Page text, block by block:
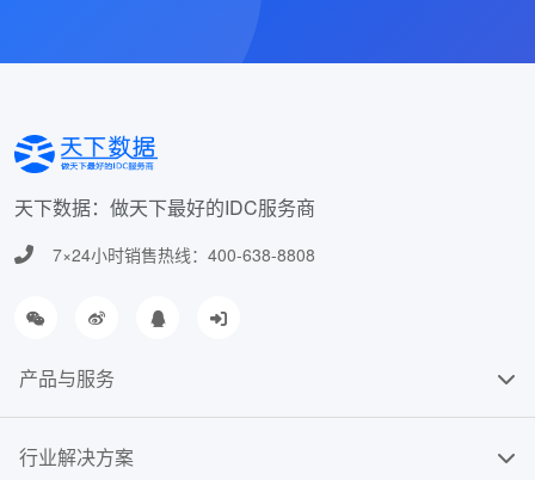
天下数据：做天下最好的IDC服务商
7×24小时销售热线：400-638-8808
产品与服务
行业解决方案